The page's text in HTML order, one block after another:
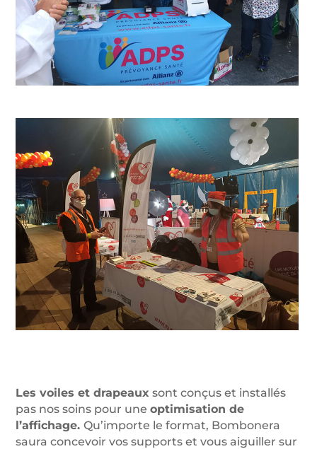
Les voiles et drapeaux sont conçus et installés
pas nos soins pour uneoptimisation de
l’affichage.Qu’importe le format, Bombonera
saura concevoir vos supports et vous aiguiller sur